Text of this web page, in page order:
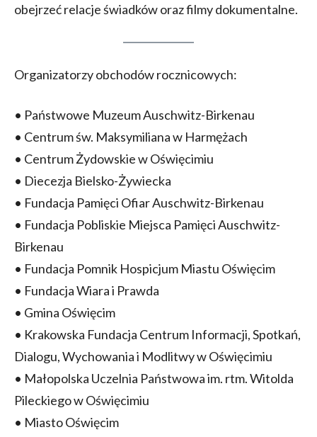
obejrzeć relacje świadków oraz filmy dokumentalne.
Organizatorzy obchodów rocznicowych:
• Państwowe Muzeum Auschwitz-Birkenau
• Centrum św. Maksymiliana w Harmężach
• Centrum Żydowskie w Oświęcimiu
• Diecezja Bielsko-Żywiecka
• Fundacja Pamięci Ofiar Auschwitz-Birkenau
• Fundacja Pobliskie Miejsca Pamięci Auschwitz-
Birkenau
• Fundacja Pomnik Hospicjum Miastu Oświęcim
• Fundacja Wiara i Prawda
• Gmina Oświęcim
• Krakowska Fundacja Centrum Informacji, Spotkań,
Dialogu, Wychowania i Modlitwy w Oświęcimiu
• Małopolska Uczelnia Państwowa im. rtm. Witolda
Pileckiego w Oświęcimiu
• Miasto Oświęcim